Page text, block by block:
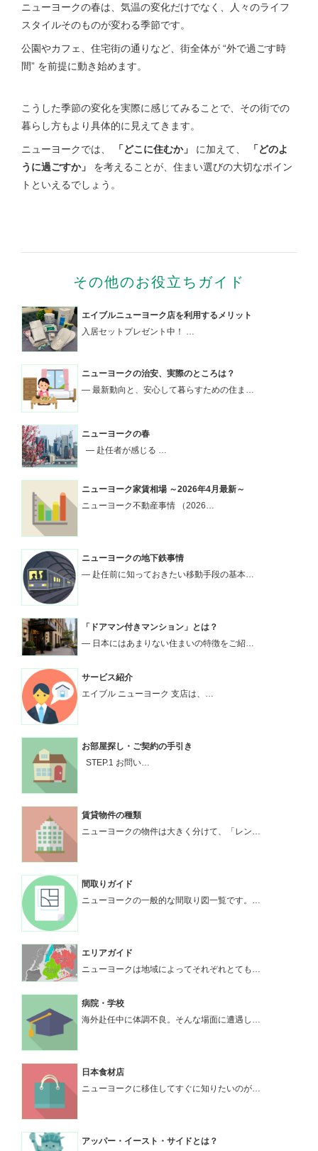
ニューヨークの春は、気温の変化だけでなく、人々のライフ
スタイルそのものが変わる季節です。
公園やカフェ、住宅街の通りなど、街全体が “外で過ごす時
間” を前提に動き始めます。
こうした季節の変化を実際に感じてみることで、その街での
暮らし方もより具体的に見えてきます。
ニューヨークでは、 「どこに住むか」 に加えて、
「どのよ
うに過ごすか」 を考えることが、住まい選びの大切なポイン
トといえるでしょう。
その他のお役立ちガイド
エイブルニューヨーク店を利用するメリット
入居セットプレゼント中！ …
ニューヨークの治安、実際のところは？
― 最新動向と、安心して暮らすための住ま…
ニューヨークの春
― 赴任者が感じる …
ニューヨーク家賃相場 ～2026年4月最新～
ニューヨーク不動産事情 （2026…
ニューヨークの地下鉄事情
― 赴任前に知っておきたい移動手段の基本…
「ドアマン付きマンション」とは？
― 日本にはあまりない住まいの特徴をご紹…
サービス紹介
エイブル ニューヨーク 支店は、…
お部屋探し・ご契約の手引き
STEP.1 お問い…
賃貸物件の種類
ニューヨークの物件は大きく分けて、「レン…
間取りガイド
ニューヨークの一般的な間取り図一覧です。…
エリアガイド
ニューヨークは地域によってそれぞれとても…
病院・学校
海外赴任中に体調不良。そんな場面に遭遇し…
日本食材店
ニューヨークに移住してすぐに知りたいのが…
アッパー・イースト・サイドとは？